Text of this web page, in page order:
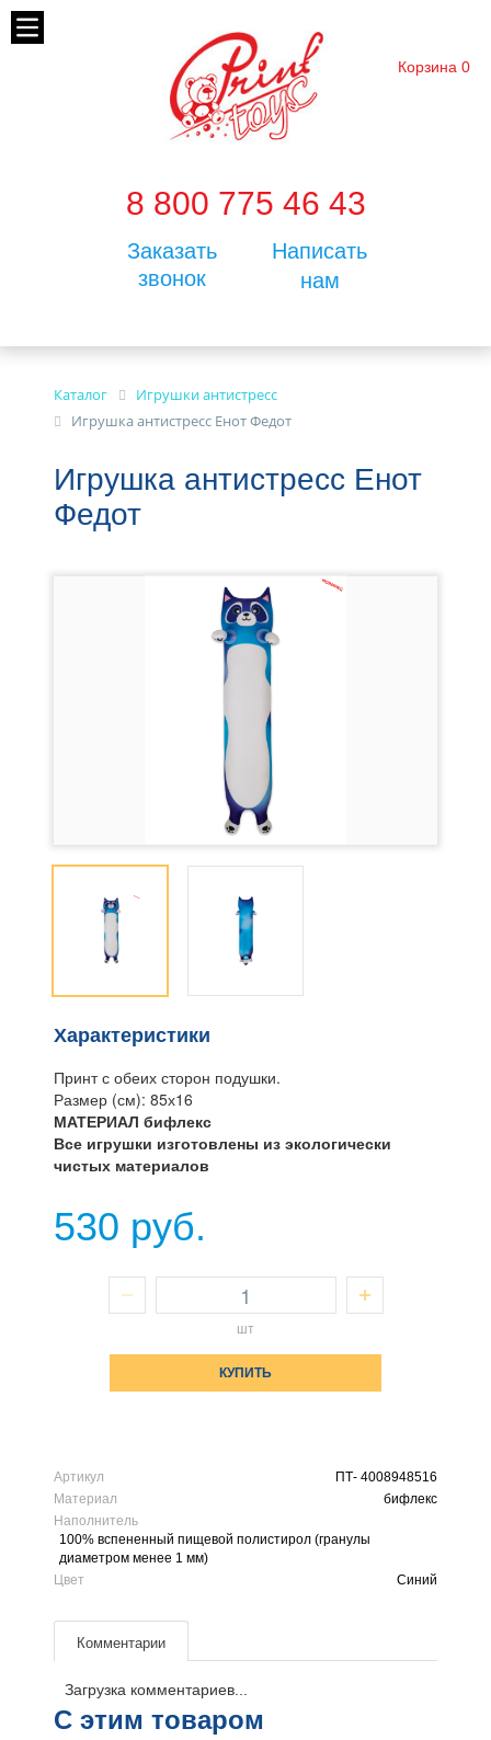
8 800 775 46 43
Заказать
звонок
Написать
нам
Корзина 0
Каталог
Игрушки антистресс
Игрушка антистресс Енот Федот
Игрушка антистресс Енот
Федот
Характеристики
Принт с обеих сторон подушки.
Размер (см): 85х16
МАТЕРИАЛ бифлекс
Все игрушки изготовлены из экологически
чистых материалов
530 руб.
шт
КУПИТЬ
Артикул
ПТ- 4008948516
Материал
бифлекс
Наполнитель
100% вспененный пищевой полистирол (гранулы
диаметром менее 1 мм)
Цвет
Синий
Комментарии
Загрузка комментариев...
С этим товаром